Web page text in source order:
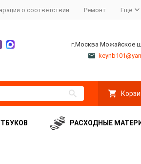
о соответствии Ремонт Ещё
г.Москва Можайское
РАСХОДНЫЕ